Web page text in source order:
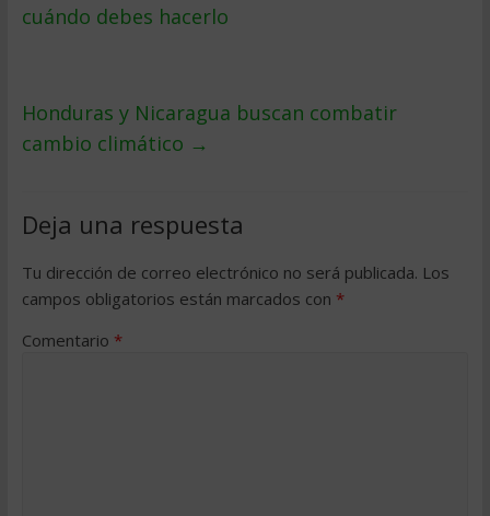
cuándo debes hacerlo
Honduras y Nicaragua buscan combatir
cambio climático →
Deja una respuesta
Tu dirección de correo electrónico no será publicada. Los
campos obligatorios están marcados con *
Comentario *